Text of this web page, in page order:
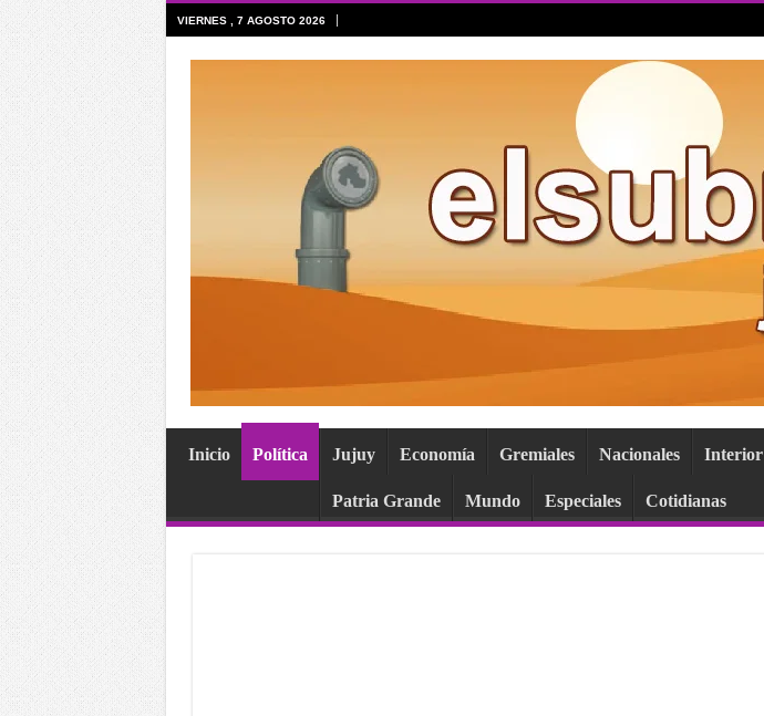
VIERNES , 7 AGOSTO 2026
Inicio Política Jujuy Economía Gremiales Nacionales Interior
Patria Grande Mundo Especiales Cotidianas